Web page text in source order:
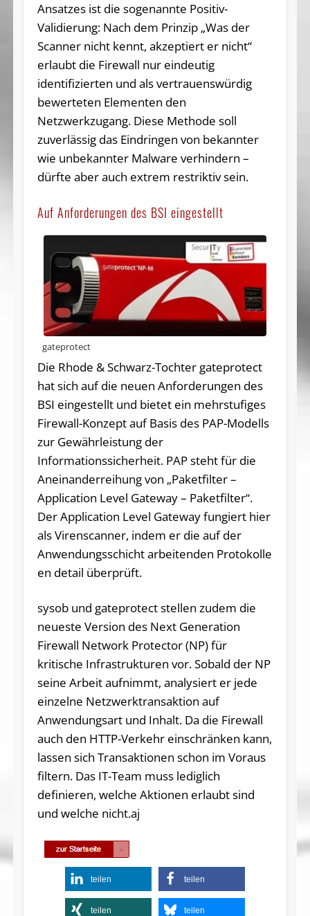
Ansatzes ist die sogenannte Positiv-
Validierung: Nach dem Prinzip „Was der
Scanner nicht kennt, akzeptiert er nicht“
erlaubt die Firewall nur eindeutig
identifizierten und als vertrauenswürdig
bewerteten Elementen den
Netzwerkzugang. Diese Methode soll
zuverlässig das Eindringen von bekannter
wie unbekannter Malware verhindern –
dürfte aber auch extrem restriktiv sein.
Auf Anforderungen des BSI eingestellt
gateprotect
Die Rhode & Schwarz-Tochter gateprotect
hat sich auf die neuen Anforderungen des
BSI eingestellt und bietet ein mehrstufiges
Firewall-Konzept auf Basis des PAP-Modells
zur Gewährleistung der
Informationssicherheit. PAP steht für die
Aneinanderreihung von „Paketfilter –
Application Level Gateway – Paketfilter“.
Der Application Level Gateway fungiert hier
als Virenscanner, indem er die auf der
Anwendungsschicht arbeitenden Protokolle
en detail überprüft.
sysob und gateprotect stellen zudem die
neueste Version des Next Generation
Firewall Network Protector (NP) für
kritische Infrastrukturen vor. Sobald der NP
seine Arbeit aufnimmt, analysiert er jede
einzelne Netzwerktransaktion auf
Anwendungsart und Inhalt. Da die Firewall
auch den HTTP-Verkehr einschränken kann,
lassen sich Transaktionen schon im Voraus
filtern. Das IT-Team muss lediglich
definieren, welche Aktionen erlaubt sind
und welche nicht.aj
teilen teilen
teilen teilen